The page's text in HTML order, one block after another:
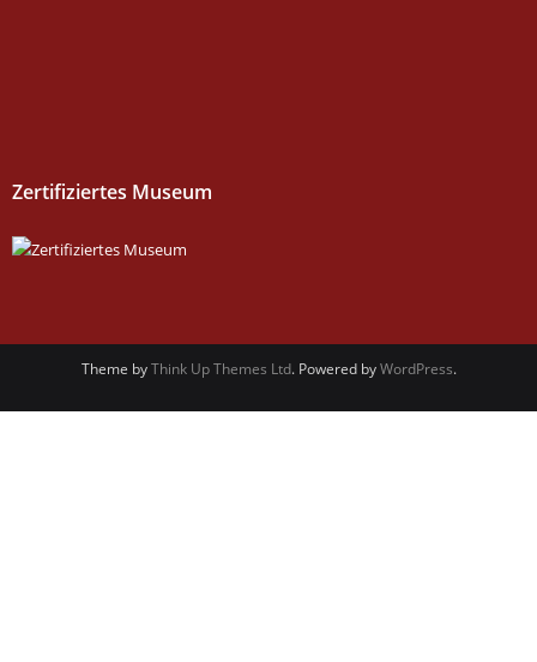
Zertifiziertes Museum
Theme byThink Up Themes Ltd. Powered byWordPress.